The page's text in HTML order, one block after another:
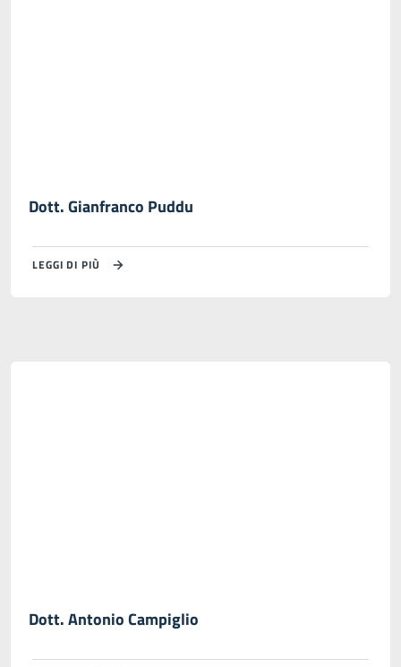
Dott. Gianfranco Puddu
LEGGI DI PIÙ
Dott. Antonio Campiglio